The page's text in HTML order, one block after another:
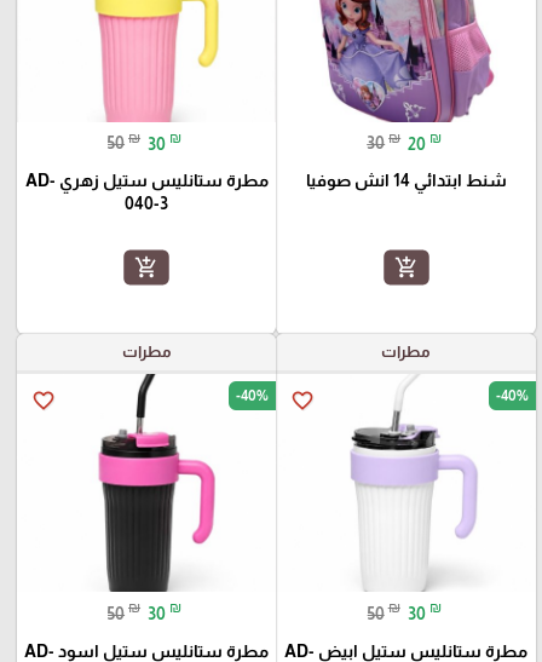
30 ₪ 20 ₪
شنط ابتدائي 14 انش صوفيا
add_shopping_cart
50 ₪ 30 ₪
مطرة ستانليس ستيل زهري AD-
040-3
add_shopping_cart
مطرات
favorite_border -40%
50 ₪ 30 ₪
مطرة ستانليس ستيل ابيض AD-
مطرات
favorite_border -40%
50 ₪ 30 ₪
مطرة ستانليس ستيل اسود AD-